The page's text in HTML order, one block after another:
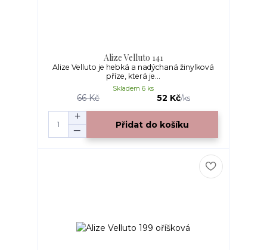
Alize Velluto 141
Alize Velluto je hebká a nadýchaná žinylková
příze, která je...
66 Kč 52 Kč/ks
Skladem 6 ks
Přidat do košíku